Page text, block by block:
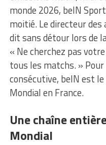
monde 2026, beIN
moitié. Le directeur
dit sans détour lors de
« Ne cherchez pas
tous les matchs. »
consécutive, beIN est
Mondial en France.
Une chaîne
Mondial